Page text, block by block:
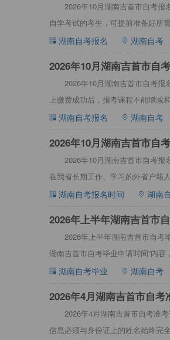
2026年10月湖南吉首市自考报
自学考试的考生，可提前准备好所
名材料（图文
湖南自考报名 湖南自考
2026年10月湖南吉首市自
2026年10月湖南吉首市自考报
上缴费成功后，报考课程不能增
系。详情见下文：20
湖南自考报名 湖南自考
2026年10月湖南吉首市自
2026年10月湖南吉首市自考报
在我省长期工作、学习的外省户籍
下文：2026年10
湖南自考报名时间 湖南
​2026年上半年湖南吉首市
2026年上半年湖南吉首市自考
湖南吉首市自考毕业申请时间”内容
等，详情见下：20
湖南自考毕业 湖南自考
2026年4月湖南吉首市自
2026年4月湖南吉首市自考准
信息必须与身份证上的姓名始终完